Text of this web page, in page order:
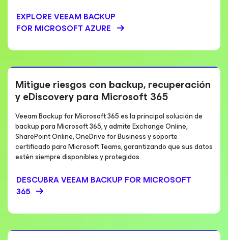
EXPLORE VEEAM BACKUP
FOR MICROSOFT AZURE
Mitigue riesgos con backup, recuperación
y eDiscovery para Microsoft 365
Veeam Backup for Microsoft 365 es la principal solución de
backup para Microsoft 365, y admite Exchange Online,
SharePoint Online, OneDrive for Business y soporte
certificado para Microsoft Teams, garantizando que sus datos
estén siempre disponibles y protegidos.
DESCUBRA VEEAM BACKUP FOR MICROSOFT
365